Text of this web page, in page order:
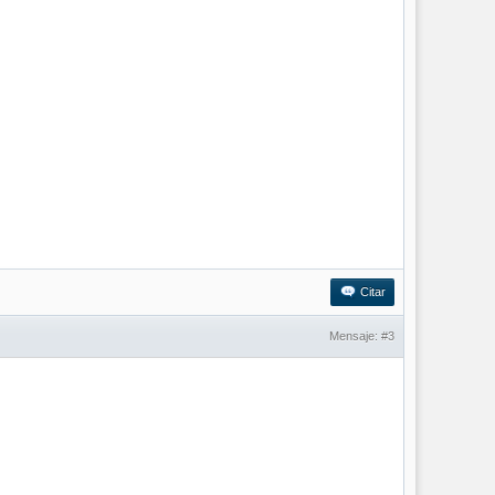
Citar
Mensaje: #3